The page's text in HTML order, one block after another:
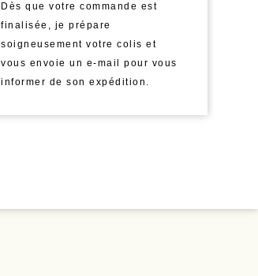
Dès que votre commande est
finalisée, je prépare
soigneusement votre colis et
vous envoie un e-mail pour vous
informer de son expédition.